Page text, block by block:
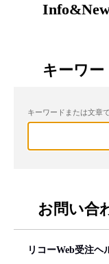
キーワー
キーワードまたは文章
お問い合
リコーWeb受注ヘ